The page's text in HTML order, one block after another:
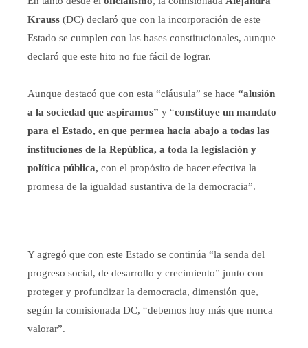
Krauss (DC) declaró que con la incorporación de este
Estado se cumplen con las bases constitucionales, aunque
declaró que este hito no fue fácil de lograr.
Aunque destacó que con esta “cláusula” se hace “alusión
a la sociedad que aspiramos” y “constituye un mandato
para el Estado, en que permea hacia abajo a todas las
instituciones de la República, a toda la legislación y
política pública, con el propósito de hacer efectiva la
promesa de la igualdad sustantiva de la democracia”.
Y agregó que con este Estado se continúa “la senda del
progreso social, de desarrollo y crecimiento” junto con
proteger y profundizar la democracia, dimensión que,
según la comisionada DC, “debemos hoy más que nunca
valorar”.